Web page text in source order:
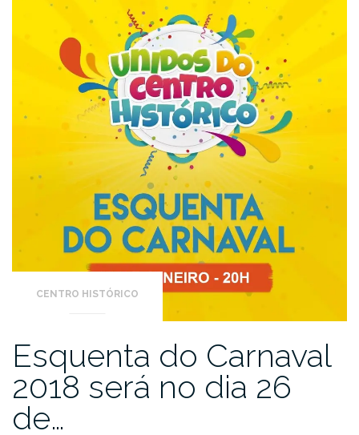
CENTRO HISTÓRICO
Esquenta do Carnaval
2018 será no dia 26
de…